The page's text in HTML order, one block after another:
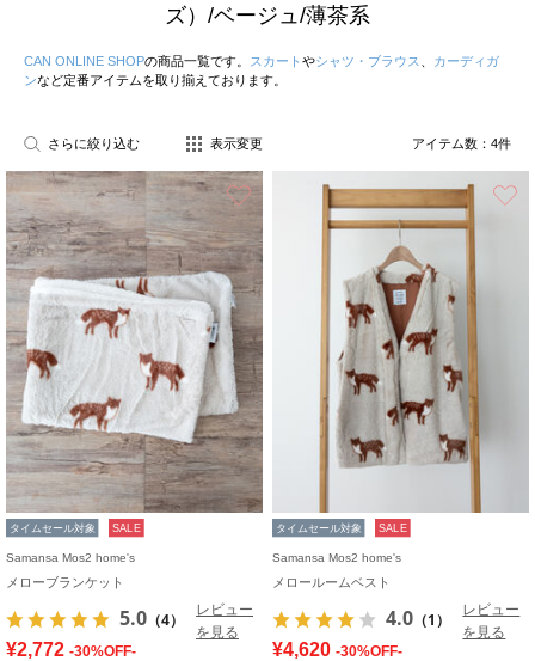
ズ）/ベージュ/薄茶系
CAN ONLINE SHOPの商品一覧です。 スカート やシャツ・ブラウス
カーディガ
ンなど定番アイテムを取り揃えております。
さらに絞り込む 表示変更 アイテム数： 4件
お気に入り
タイムセール対象 SALE
Samansa Mos2 home's
メローブランケット
5.0 （4）
レビュー
を見る
¥2,772 -30%OFF-
タイムセール対象 SALE
Samansa Mos2 home's
メロールームベスト
4.0 （1）
レビュー
を見る
¥4,620 -30%OFF-